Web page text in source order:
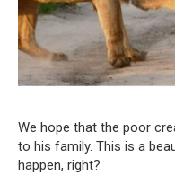
We hope that the poor
to his family. This is a
happen, right?